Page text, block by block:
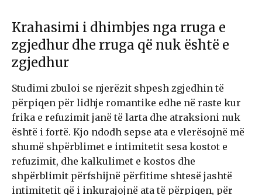
Krahasimi i dhimbjes nga rruga e
zgjedhur dhe rruga që nuk është e
zgjedhur
Studimi zbuloi se njerëzit shpesh zgjedhin të
përpiqen për lidhje romantike edhe në raste kur
frika e refuzimit janë të larta dhe atraksioni nuk
është i fortë. Kjo ndodh sepse ata e vlerësojnë më
shumë shpërblimet e intimitetit sesa kostot e
refuzimit, dhe kalkulimet e kostos dhe
shpërblimit përfshijnë përfitime shtesë jashtë
intimitetit që i inkurajojnë ata të përpiqen, për